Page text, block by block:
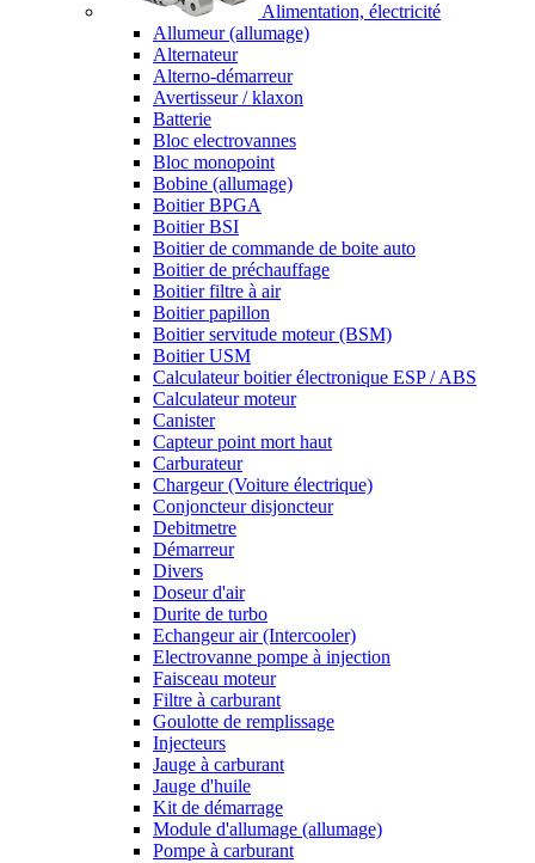
Alimentation, électricité
Allumeur (allumage)
Alternateur
Alterno-démarreur
Avertisseur / klaxon
Batterie
Bloc electrovannes
Bloc monopoint
Bobine (allumage)
Boitier BPGA
Boitier BSI
Boitier de commande de boite auto
Boitier de préchauffage
Boitier filtre à air
Boitier papillon
Boitier servitude moteur (BSM)
Boitier USM
Calculateur boitier électronique ESP / ABS
Calculateur moteur
Canister
Capteur point mort haut
Carburateur
Chargeur (Voiture électrique)
Conjoncteur disjoncteur
Debitmetre
Démarreur
Divers
Doseur d'air
Durite de turbo
Echangeur air (Intercooler)
Electrovanne pompe à injection
Faisceau moteur
Filtre à carburant
Goulotte de remplissage
Injecteurs
Jauge à carburant
Jauge d'huile
Kit de démarrage
Module d'allumage (allumage)
Pompe à carburant